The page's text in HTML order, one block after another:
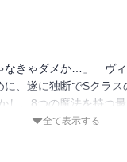
なきゃダメか…」 ヴ
、遂に独断でSクラス
し、8つの魔法を持つ
鎮死剤”を求めて暴走
全て表示する